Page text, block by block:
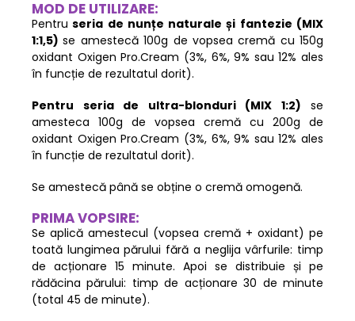
MOD DE UTILIZARE:
Pentru seria de nunțe naturale și fantezie (MIX
1:1,5) se amestecă 100g de vopsea cremă cu 150g
oxidant Oxigen Pro.Cream (3%, 6%, 9% sau 12% ales
în funcție de rezultatul dorit).
Pentru seria de ultra-blonduri (MIX 1:2) se
amesteca 100g de vopsea cremă cu 200g de
oxidant Oxigen Pro.Cream (3%, 6%, 9% sau 12% ales
în funcție de rezultatul dorit).
Se amestecă până se obține o cremă omogenă.
PRIMA VOPSIRE:
Se aplică amestecul (vopsea cremă + oxidant) pe
toată lungimea părului fără a neglija vârfurile: timp
de acționare 15 minute. Apoi se distribuie și pe
rădăcina părului: timp de acționare 30 de minute
(total 45 de minute).